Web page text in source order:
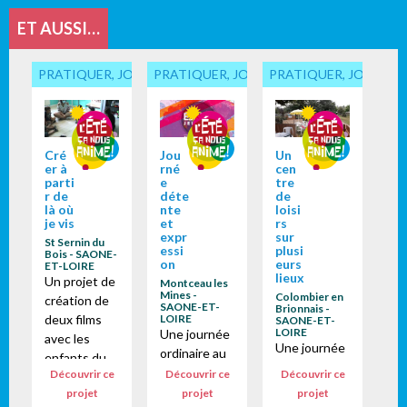
ET AUSSI…
PRATIQUER, JOUER... ENSEMBLE
Cré
er à
parti
r de
là où
je vis
St Sernin du
Bois - SAONE-
ET-LOIRE
Un projet de
création de
deux films
avec les
enfants du
centre de
loisirs de St
Découvrir ce
projet
PRATIQUER, JOUER... ENSEMBLE
Jou
rné
e
déte
nte
et
expr
essi
on
Montceau les
Mines -
SAONE-ET-
LOIRE
Une journée
ordinaire au
service
jeunesse de
Découvrir ce
projet
PRATIQUER, JOUER...
Un
cen
tre
de
loisi
rs
sur
plusi
eurs
lieux
Colombier en
Brionnais -
SAONE-ET-
LOIRE
Une journée
ordinaire au
centre de
Découvrir ce
projet